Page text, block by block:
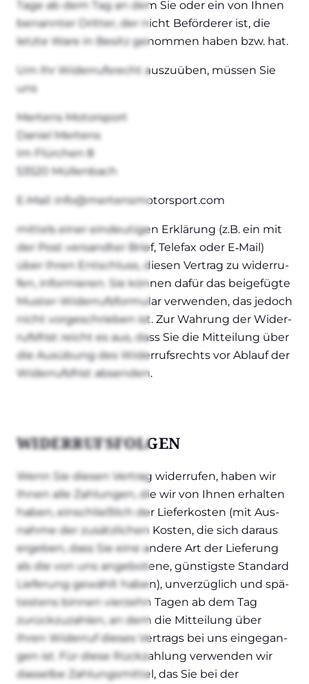
Tage ab dem Tag an dem Sie oder ein von Ihnen
benann­ter Drit­ter, der nicht Beför­de­rer ist, die
letz­te Ware in Besitz genom­men haben bzw. hat.
Um Ihr Wider­rufs­recht aus­zu­üben, müs­sen Sie
uns
Mer­tens Motor­sport
Dani­el Mer­tens
Im Flür­chen 8
53520 Mül­len­bach
E‑Mail: info@​mertensmotorsport.​com
mit­tels einer ein­deu­ti­gen Erklä­rung (z.B. ein mit
der Post ver­sand­ter Brief, Tele­fax oder E‑Mail)
über Ihren Ent­schluss, die­sen Ver­trag zu wider­ru­
fen, infor­mie­ren. Sie kön­nen dafür das bei­gefüg­te
Mus­­ter-Wider­­rufs­­for­­mu­lar ver­wen­den, das jedoch
nicht vor­ge­schrie­ben ist. Zur Wah­rung der Wider­
rufs­frist reicht es aus, dass Sie die Mit­tei­lung über
die Aus­übung des Wider­rufs­rechts vor Ablauf der
Wider­rufs­frist absen­den.
WIDER­RUFS­FOL­GEN
Wenn Sie die­sen Ver­trag wider­ru­fen, haben wir
Ihnen alle Zah­lun­gen, die wir von Ihnen erhal­ten
haben, ein­schließ­lich der Lie­fer­kos­ten (mit Aus­
nah­me der zusätz­li­chen Kos­ten, die sich dar­aus
erge­ben, dass Sie eine ande­re Art der Lie­fe­rung
als die von uns ange­bo­te­ne, güns­tigs­te Stan­dard
Lie­fe­rung gewählt haben), unver­züg­lich und spä­
tes­tens bin­nen vier­zehn Tagen ab dem Tag
zurück­zu­zah­len, an dem die Mit­tei­lung über
Ihren Wider­ruf die­ses Ver­trags bei uns ein­ge­gan­
gen ist. Für die­se Rück­zah­lung ver­wen­den wir
das­sel­be Zah­lungs­mit­tel, das Sie bei der